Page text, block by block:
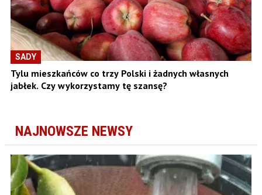
SADY
Tylu mieszkańców co trzy Polski i żadnych własnych
jabłek. Czy wykorzystamy tę szansę?
NAJNOWSZE NEWSY